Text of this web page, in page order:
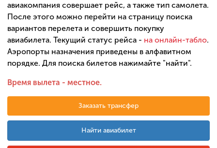
авиакомпания совершает рейс, а также тип самолета.
После этого можно перейти на страницу поиска
вариантов перелета и совершить покупку
авиабилета. Текущий статус рейса - на онлайн-табло.
Аэропорты назначения приведены в алфавитном
порядке. Для поиска билетов нажимайте "найти".
Время вылета - местное.
Заказать трансфер
Найти авиабилет